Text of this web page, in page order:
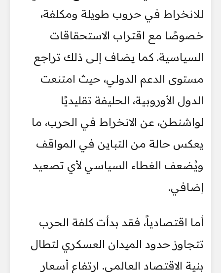
للانخراط في حروب طويلة ومكلفة،
خصوصًا مع اقتراب الاستحقاقات
السياسية. كما يضاف إلى ذلك تراجع
مستوى الدعم الدولي، حيث امتنعت
الدول الأوروبية، الحليفة تقليديًا
لواشنطن، عن الانخراط في الحرب، ما
يعكس حالة من التباين في المواقف
ويُضعف الغطاء السياسي لأي تصعيد
إضافي.
أما اقتصادياً، فقد بدأت كلفة الحرب
تتجاوز حدود الميدان العسكري لتطال
بنية الاقتصاد العالمي. ارتفاع أسعار